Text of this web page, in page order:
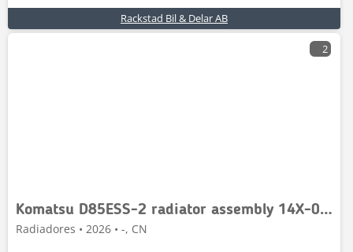
Rackstad Bil & Delar AB
2
Komatsu D85ESS-2 radiator assembly 14X-03-11214
Radiadores • 2026 • -, CN